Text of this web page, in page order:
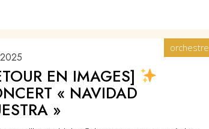
orchestre
EN IMAGES]
« NAVIDAD
»